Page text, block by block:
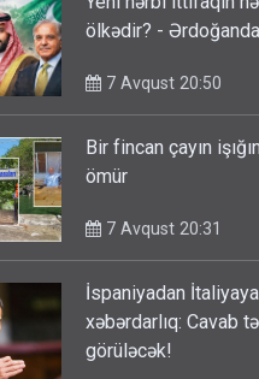
ölkədir? -
7 Avqust 20:50
Bir fincan çayın
ömür
7 Avqust 20:31
İspaniyadan
xəbərdarlıq: Cavab
görüləcək!